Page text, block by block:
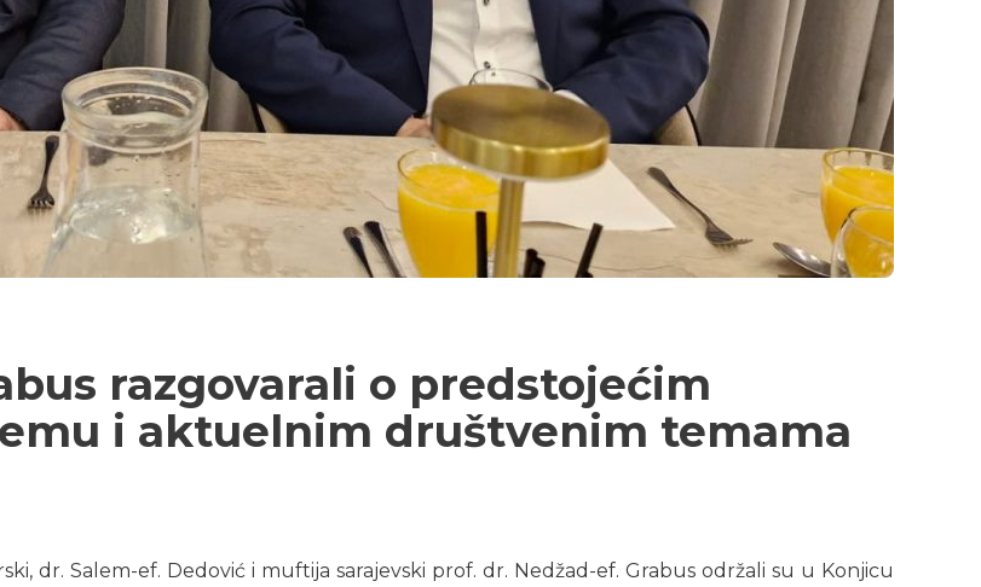
razgovarali o predstojećim
i aktuelnim društvenim temama
dr. Salem-ef. Dedović i muftija sarajevski prof. dr. Nedžad-ef. Grabus održali su u Konjicu